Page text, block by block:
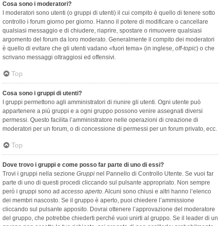
Cosa sono i moderatori?
I moderatori sono utenti (o gruppi di utenti) il cui compito è quello di tenere sotto
controllo i forum giorno per giorno. Hanno il potere di modificare o cancellare
qualsiasi messaggio e di chiudere, riaprire, spostare o rimuovere qualsiasi
argomento del forum da loro moderato. Generalmente il compito dei moderatori
è quello di evitare che gli utenti vadano «fuori tema» (in inglese, off-topic) o che
scrivano messaggi oltraggiosi ed offensivi.
Top
Cosa sono i gruppi di utenti?
I gruppi permettono agli amministratori di riunire gli utenti. Ogni utente può
appartenere a più gruppi e a ogni gruppo possono venire assegnati diversi
permessi. Questo facilita l’amministratore nelle operazioni di creazione di
moderatori per un forum, o di concessione di permessi per un forum privato, ecc.
Top
Dove trovo i gruppi e come posso far parte di uno di essi?
Trovi i gruppi nella sezione Gruppi nel Pannello di Controllo Utente. Se vuoi far
parte di uno di questi procedi cliccando sul pulsante appropriato. Non sempre
però i gruppi sono ad accesso aperto. Alcuni sono chiusi e altri hanno l’elenco
dei membri nascosto. Se il gruppo è aperto, puoi chiedere l’ammissione
cliccando sul pulsante apposito. Dovrai ottenere l’approvazione del moderatore
del gruppo, che potrebbe chiederti perché vuoi unirti al gruppo. Se il leader di un